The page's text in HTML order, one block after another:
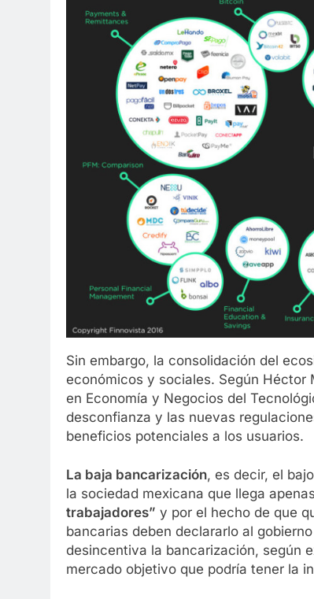
Sin embargo, la consolidación del
económicos y sociales. Según Héctor
en Economía y Negocios del
desconfianza y las nuevas
beneficios potenciales a los usuarios.
La baja bancarización, es decir, el
la sociedad mexicana que llega
trabajadores” y por el hecho de que
bancarias deben declararlo al
desincentiva la bancarización, según
mercado objetivo que podría tener la